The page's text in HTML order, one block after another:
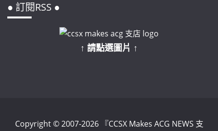
● 訂閱RSS ●
↑ 請點選圖片 ↑
Copyright © 2007-2026 『CCSX Makes ACG NEWS 支